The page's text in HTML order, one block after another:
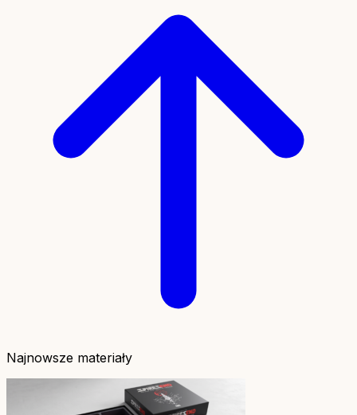
Najnowsze materiały